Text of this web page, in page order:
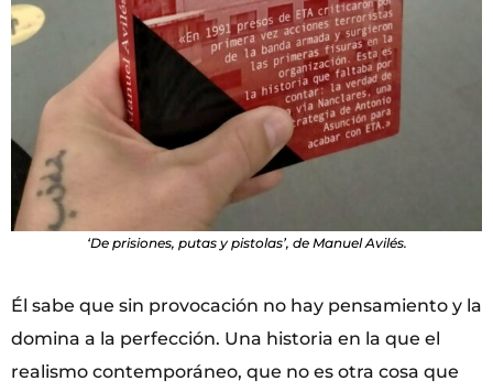
‘De prisiones, putas y pistolas’, de Manuel Avilés.
Él sabe que sin provocación no hay pensamiento y la
domina a la perfección. Una historia en la que el
realismo contemporáneo, que no es otra cosa que